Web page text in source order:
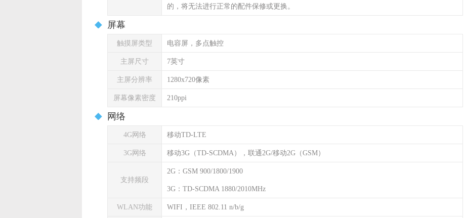
的，将无法进行正常的配件保修或更换。
屏幕
触摸屏类型 电容屏，多点触控
主屏尺寸 7英寸
主屏分辨率 1280x720像素
屏幕像素密度 210ppi
网络
4G网络 移动TD-LTE
3G网络 移动3G（TD-SCDMA），联通2G/移动2G（GSM）
支持频段
2G：GSM 900/1800/1900
3G：TD-SCDMA 1880/2010MHz
WLAN功能 WIFI，IEEE 802.11 n/b/g